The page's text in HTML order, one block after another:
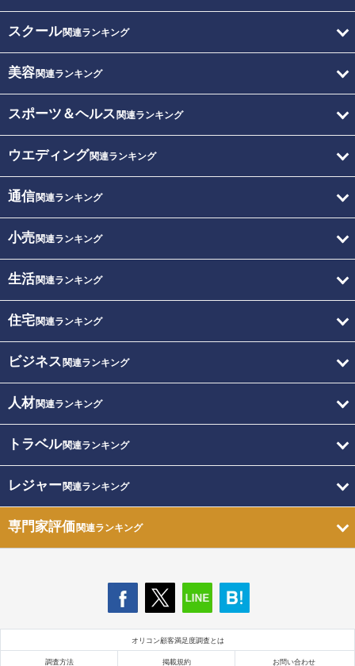
スクール関連ランキング
美容関連ランキング
スポーツ＆ヘルス 関連ランキング
ウエディング関連ランキング
通信関連ランキング
小売関連ランキング
生活関連ランキング
住宅関連ランキング
ビジネス 関連ランキング
人材関連ランキング
トラベル関連ランキング
レジャー関連ランキング
専門家評価関連ランキング
オリコン顧客満足度調査とは
調査方法 掲載規約 お問い合わせ